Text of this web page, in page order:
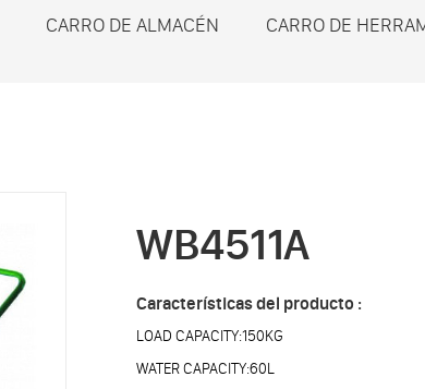
CARRO DE ALMACÉN CARRO DE
WB4511A
Características del producto :
LOAD CAPACITY:150KG
WATER CAPACITY:60L